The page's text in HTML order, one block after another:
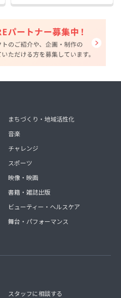
まちづくり・地域活性化
音楽
チャレンジ
スポーツ
映像・映画
書籍・雑誌出版
ビューティー・ヘルスケア
舞台・パフォーマンス
スタッフに相談する